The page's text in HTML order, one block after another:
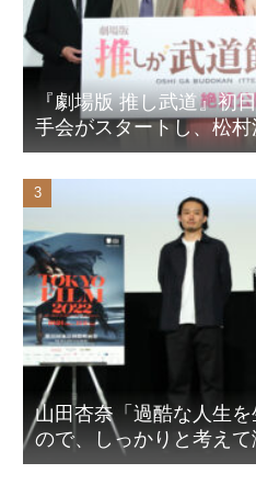
『劇場版 推し武道』初
手会がスタートし、松
ピール！？
山田杏奈「過酷な人生
ので、しっかりと考え
『山女』東京国際映画祭